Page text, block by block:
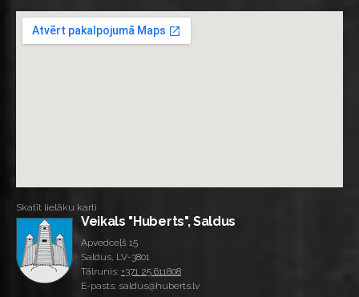
Skatīt lielāku karti
Veikals "Huberts", Saldus
Apvedceļš 15
Saldus, LV-3801
Tālrunis: +371 25 611808
E-pasts: saldus@huberts.lv